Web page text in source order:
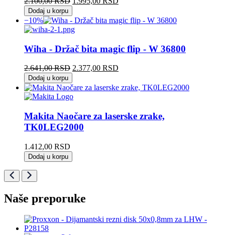
cena
je
bila:
2.100,00 RSD.
je:
1.995,00 RSD.
Dodaj u korpu
−10%
Wiha - Držač bita magic flip - W 36800
2.641,00RSD Originalna
cena
je
bila:
2.377,00 RSD
je:
Dodaj u korpu
Makita Naočare za laserske zrake,
TK0LEG2000
1.412,00 RSD
Dodaj u korpu
Naše preporuke